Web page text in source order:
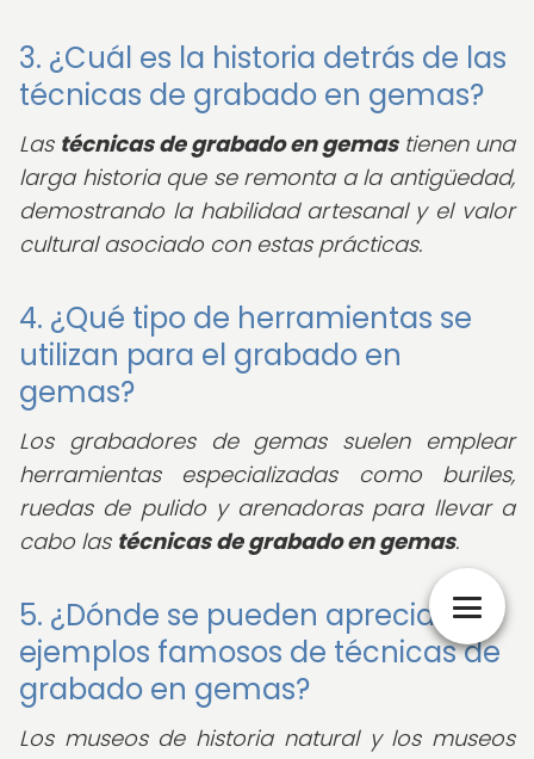
3. ¿Cuál es la historia detrás de las
técnicas de grabado en gemas?
Las técnicas de grabado en gemastienen una
larga historia que se remonta a la antigüedad,
demostrando la habilidad artesanal y el valor
cultural asociado con estas prácticas.
4. ¿Qué tipo de herramientas se
utilizan para el grabado en
gemas?
Los grabadores de gemas suelen emplear
herramientas especializadas como buriles,
ruedas de pulido y arenadoras para llevar a
cabo las técnicas de grabado en gemas.
5. ¿Dónde se pueden apreciar
ejemplos famosos de técnicas de
grabado en gemas?
Los museos de historia natural y los museos